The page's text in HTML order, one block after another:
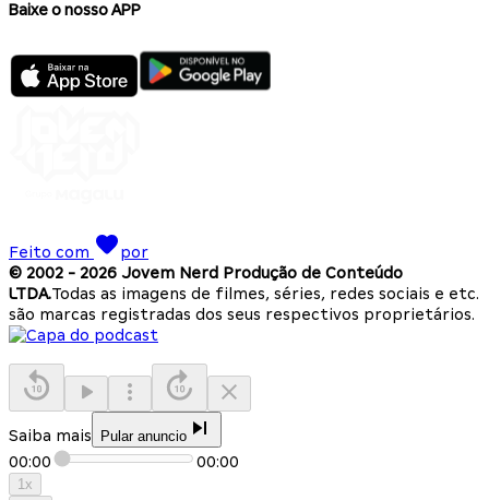
Baixe o nosso APP
Feito com
por
© 2002 - 2026 Jovem Nerd Produção de Conteúdo
LTDA.Todas as imagens de filmes, séries, redes sociais e etc.
são marcas registradas dos seus respectivos proprietários.
Saiba mais Pular anuncio
00:00 00:00
1x